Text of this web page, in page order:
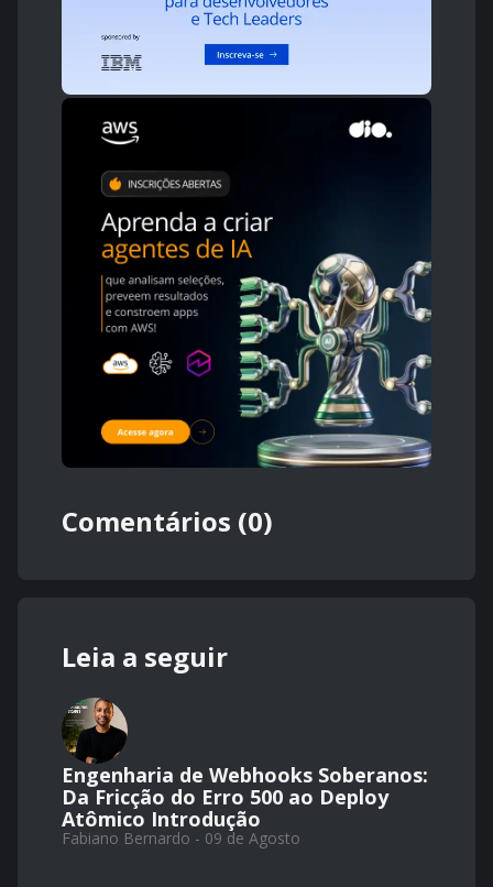
Comentários (0)
Leia a seguir
Engenharia de Webhooks Soberanos:
Da Fricção do Erro 500 ao Deploy
Atômico Introdução
Fabiano Bernardo - 09 de Agosto